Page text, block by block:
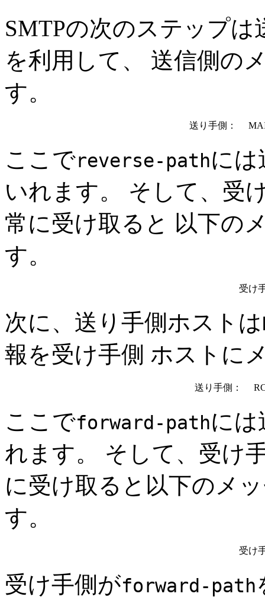
SMTPの次のステップは
を利用して、 送信側の
す。
送り手側：
ここでreverse-pathには
いれます。 そして、受
常に受け取ると 以下の
す。
受け
次に、送り手側ホストは
報を受け手側 ホストに
送り手側：
ここでforward-pathには
れます。 そして、受け
に受け取ると以下のメ
す。
受け
受け手側がforward-path